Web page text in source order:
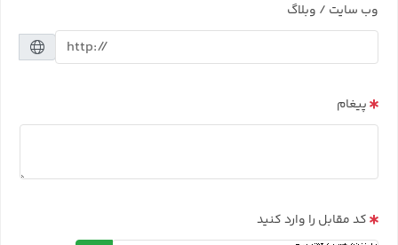
وب سایت / وبلاگ
پیغام
کد مقابل را وارد کنید